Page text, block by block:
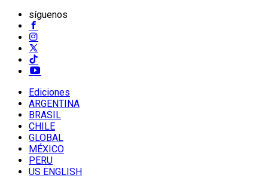
síguenos
Ediciones
ARGENTINA
BRASIL
CHILE
GLOBAL
MÉXICO
PERU
US ENGLISH